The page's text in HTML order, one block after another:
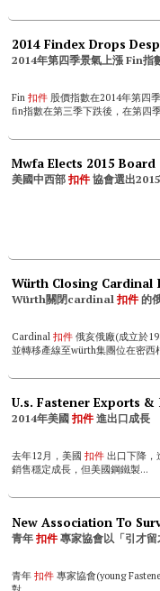
2014 Findex Drops
2014年第四季景氣上漲 Fin指
Fin 扣件 股價指數在2014年第四
fin指數在第三季下跌後，在第四
Mwfa Elects 2015 Board
美國中西部扣件協會選出
Würth關閉cardinal扣件的
Cardinal 扣件俄亥俄廠(成立於
並轉移產線至würth集團位在密西
U.s. Fastener Exports
2014年美國扣件進出口成長
去年12月，美國 扣件出口下降，
銷售穩定成長，但美國鋼鐵製...
青年扣件專家協會以「引才
青年 扣件專家協會(young